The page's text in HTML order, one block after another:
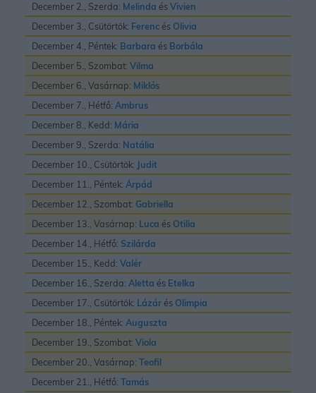
December 2., Szerda: Melinda ésVivien
December 3., Csütörtök: Ferenc és Olivia
December 4., Péntek: Barbara és Borbála
December 5., Szombat: Vilma
December 6., Vasárnap: Miklós
December 7., Hétfő: Ambrus
December 8., Kedd: Mária
December 9., Szerda: Natália
December 10., Csütörtök: Judit
December 11., Péntek: Árpád
December 12., Szombat: Gabriella
December 13., Vasárnap: Luca és Otilia
December 14., Hétfő: Szilárda
December 15., Kedd: Valér
December 16., Szerda: Aletta és Etelka
December 17., Csütörtök: Lázár és Olimpia
December 18., Péntek: Auguszta
December 19., Szombat: Viola
December 20., Vasárnap: Teofil
December 21., Hétfő: Tamás